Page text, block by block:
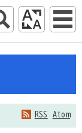
RSS Atom